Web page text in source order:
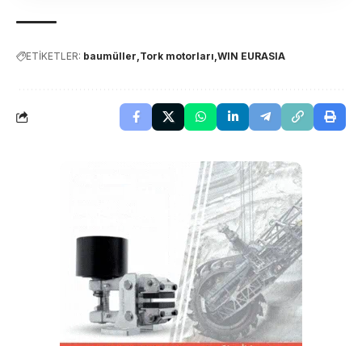
ETİKETLER: baumüller Tork motorları WIN EURASIA